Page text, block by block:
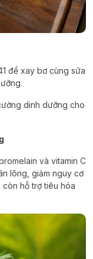
để xay bơ cùng sữa
dinh dưỡng cho
và vitamin C
lông, giảm nguy cơ
hỗ trợ tiêu hóa